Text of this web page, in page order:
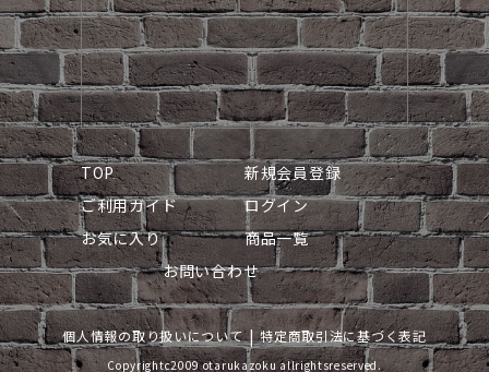
TOP
新規会員登録
ご利用ガイド
ログイン
お気に入り
商品一覧
お問い合わせ
個人情報の取り扱いについて 特定商取引法に基づく表記
Copyrightc2009 otarukazoku allrightsreserved.